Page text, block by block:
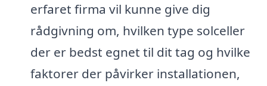
erfaret firma vil kunne give dig
rådgivning om, hvilken type solceller
der er bedst egnet til dit tag og hvilke
faktorer der påvirker installationen,